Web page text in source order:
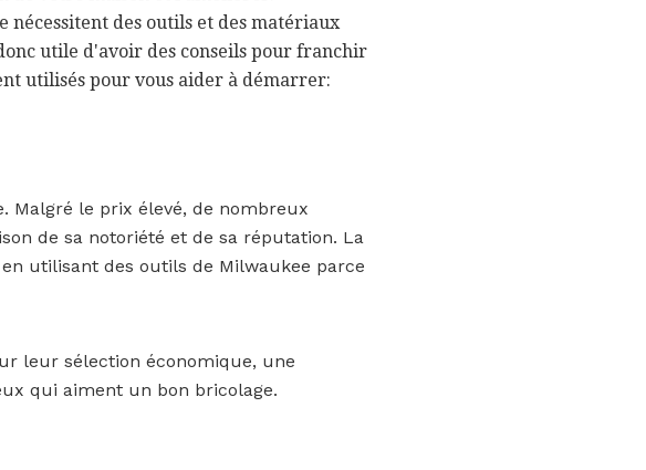
des outils et des matériaux
utile d'avoir des conseils pour franchir
utilisés pour vous aider à démarrer:
Malgré le prix élevé, de nombreux
de sa notoriété et de sa réputation. La
utilisant des outils de Milwaukee parce
leur sélection économique, une
qui aiment un bon bricolage.